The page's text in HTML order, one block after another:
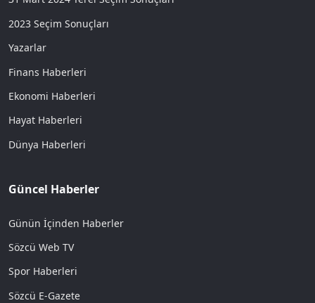
2023 Seçim Sonuçları
Yazarlar
Finans Haberleri
Ekonomi Haberleri
Hayat Haberleri
Dünya Haberleri
Güncel Haberler
Günün İçinden Haberler
Sözcü Web TV
Spor Haberleri
Sözcü E-Gazete